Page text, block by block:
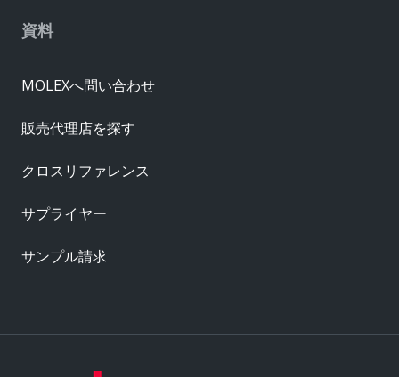
資料
MOLEXへ問い合わせ
販売代理店を探す
クロスリファレンス
サプライヤー
サンプル請求